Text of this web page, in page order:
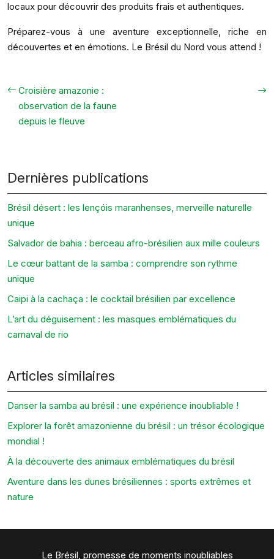
locaux pour découvrir des produits frais et authentiques.
Préparez-vous à une aventure exceptionnelle, riche en
découvertes et en émotions. Le Brésil du Nord vous attend !
Croisière amazonie :
observation de la faune
depuis le fleuve
Dernières publications
Brésil désert : les lençóis maranhenses, merveille naturelle
unique
Salvador de bahia : berceau afro-brésilien aux mille couleurs
Le cœur battant de la samba : comprendre son rythme
unique
Caipi à la cachaça : le cocktail brésilien par excellence
L’art du déguisement : les masques emblématiques du
carnaval de rio
Articles similaires
Danser la samba au brésil : une expérience inoubliable !
Explorer la forêt amazonienne du brésil : un trésor écologique
mondial !
À la découverte des animaux emblématiques du brésil
Aventure dans les dunes brésiliennes : sports extrêmes et
nature
Le Brésil, promesse de moments inoubliables